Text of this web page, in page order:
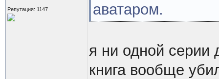
Репутация: 1147
аватаром.
я ни одной серии
книга вообще